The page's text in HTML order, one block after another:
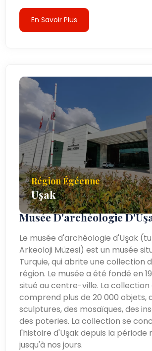
En Savoir Plus
Région Égéenne
Uşak
Musée D'archéologie
Le musée d'archéologie d'Uşak
Arkeoloji Müzesi) est un musée
Turquie, qui abrite une collection
région. Le musée a été fondé en
situé au centre-ville. La collection
comprend plus de 20 000 objets,
sculptures, des mosaïques, des
des poteries. La collection se
l'histoire d'Uşak depuis la période
jusqu'à nos jours.